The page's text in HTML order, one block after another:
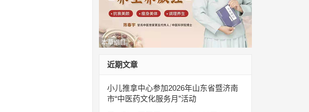
本草纲目
近期文章
小儿推拿中心参加2026年山东省暨济南
市“中医药文化服务月”活动